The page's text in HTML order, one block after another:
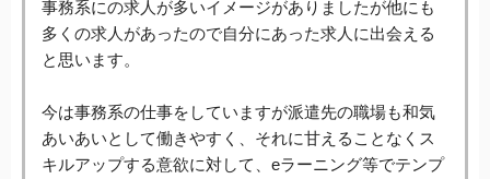
事務系にの求人が多いイメージがありましたが他にも
多くの求人があったので自分にあった求人に出会える
と思います。
今は事務系の仕事をしていますが派遣先の職場も和気
あいあいとして働きやすく、それに甘えることなくス
キルアップする意欲に対して、eラーニング等でテンプ